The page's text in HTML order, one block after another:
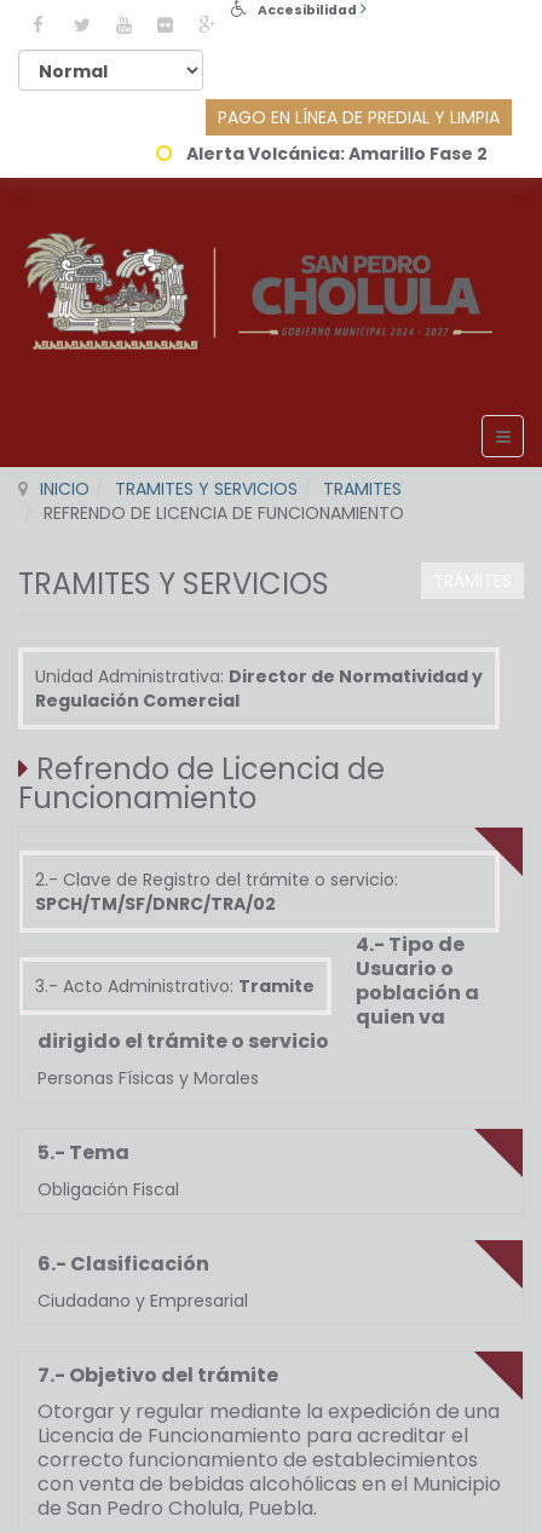
Accesibilidad
PAGO EN LÍNEA DE PREDIAL Y LIMPIA
Alerta Volcánica:Amarillo Fase 2
INICIO TRAMITES Y SERVICIOS
TRAMITES
REFRENDO DE LICENCIA DE FUNCIONAMIENTO
TRAMITES Y SERVICIOS
Unidad Administrativa: Director de Normatividad y
Regulación Comercial
Refrendo de Licencia de
Funcionamiento
2.- Clave de Registro del trámite o servicio:
SPCH/TM/SF/DNRC/TRA/02
3.- Acto Administrativo: Tramite
4.- Tipo de
Usuario o
población a
quien va
dirigido el trámite o servicio
Personas Físicas y Morales
5.- Tema
Obligación Fiscal
6.- Clasificación
Ciudadano y Empresarial
7.- Objetivo del trámite
Otorgar y regular mediante la expedición de una
Licencia de Funcionamiento para acreditar el
correcto funcionamiento de establecimientos
con venta de bebidas alcohólicas en el Municipio
de San Pedro Cholula, Puebla.